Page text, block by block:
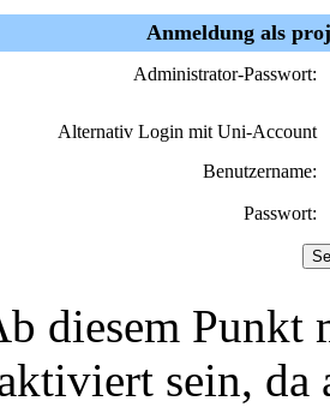
Anmeldung als
Administrator-Passwort:
Alternativ Login mit Uni-Account
Benutzername:
Passwort:
diesem Punkt
sein, da